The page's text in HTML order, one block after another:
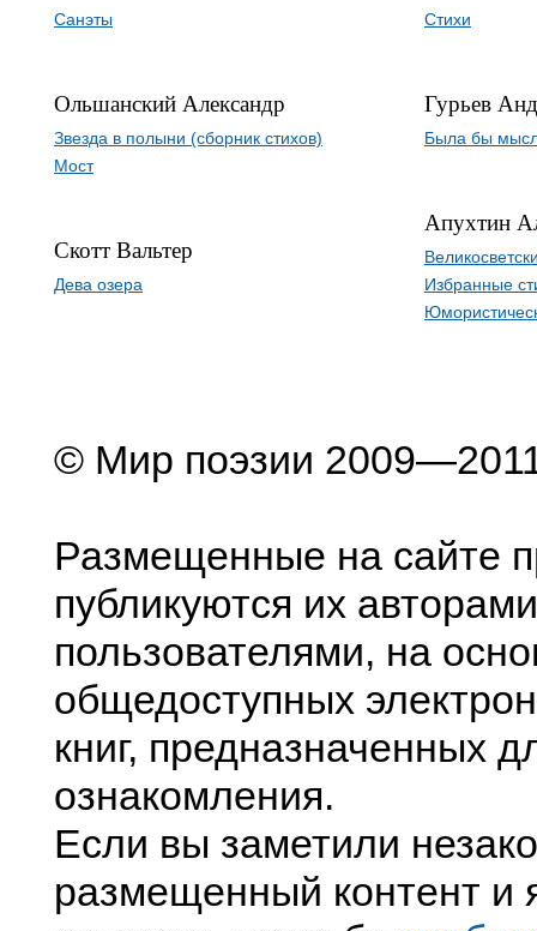
Санэты
Ольшанский Александр
Звезда в полыни (сборник стихов)
Мост
Скотт Вальтер
Дева озера
Стихи
Гурьев
Была бы
Апухтин
Избранные
© Мир поэзии
Размещенные на сайте
публикуются их
пользователями, на
общедоступных
книг, предназначенных
ознакомления.
Если вы заметили
размещенный контент и